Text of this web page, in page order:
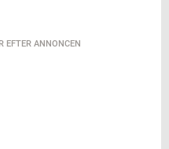
EFTER ANNONCEN